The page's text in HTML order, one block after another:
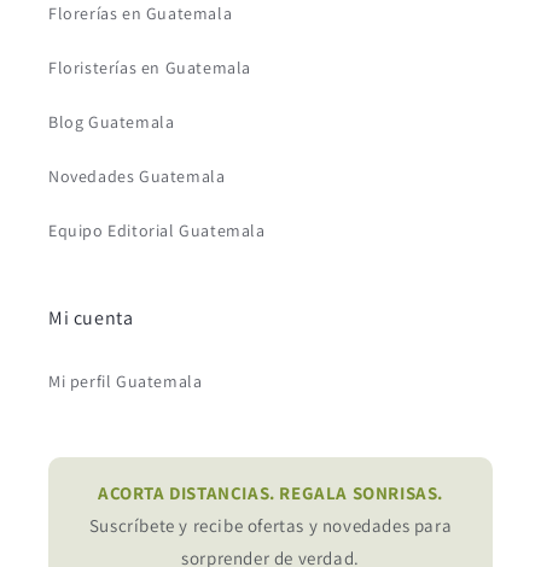
Florerías en Guatemala
Floristerías en Guatemala
Blog Guatemala
Novedades Guatemala
Equipo Editorial Guatemala
Mi cuenta
Mi perfil Guatemala
ACORTA DISTANCIAS. REGALA SONRISAS.
Suscríbete y recibe ofertas y novedades para
sorprender de verdad.